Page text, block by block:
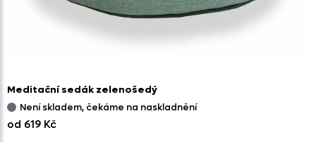
Meditační sedák zelenošedý
Není skladem, čekáme na naskladnění
od 619 Kč